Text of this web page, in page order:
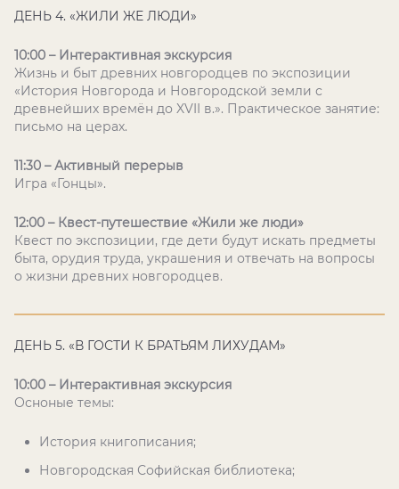
ДЕНЬ 4. «ЖИЛИ ЖЕ ЛЮДИ»
10:00 – Интерактивная экскурсия
Жизнь и быт древних новгородцев по экспозиции
«История Новгорода и Новгородской земли с
древнейших времён до XVII в.». Практическое занятие:
письмо на церах.
11:30 – Активный перерыв
Игра «Гонцы».
12:00 – Квест-путешествие «Жили же люди»
Квест по экспозиции, где дети будут искать предметы
быта, орудия труда, украшения и отвечать на вопросы
о жизни древних новгородцев.
ДЕНЬ 5. «В ГОСТИ К БРАТЬЯМ ЛИХУДАМ»
10:00 – Интерактивная экскурсия
Осноные темы:
История книгописания;
Новгородская Софийская библиотека;